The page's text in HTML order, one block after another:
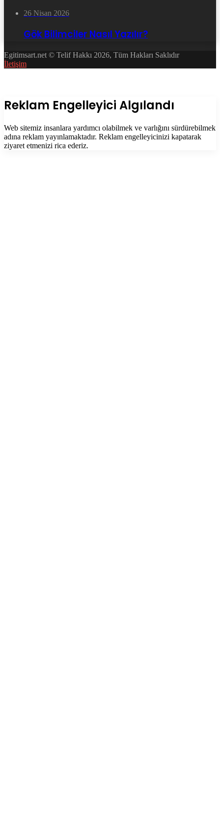
26 Nisan 2026
Gök Bilimciler Nasıl Yazılır?
Egitimsart.net © Telif Hakkı 2026, Tüm Hakları Saklıdır
İletişim
Kapalı
Reklam Engelleyici Algılandı
Web sitemiz insanlara yardımcı olabilmek ve varlığını sürdürebilmek
adına reklam yayınlamaktadır. Reklam engelleyicinizi kapatarak
ziyaret etmenizi rica ederiz.